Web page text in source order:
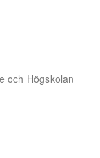
och Högskolan